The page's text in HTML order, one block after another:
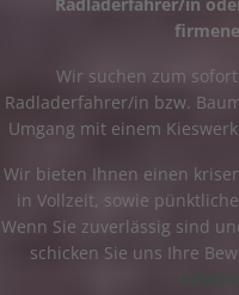
Wir suchen zum
Radladerfahrer/in bzw.
Umgang mit einem
Wir bieten Ihnen einen
in Vollzeit, sowie
Wenn Sie zuverlässig sind
schicken Sie uns Ihre